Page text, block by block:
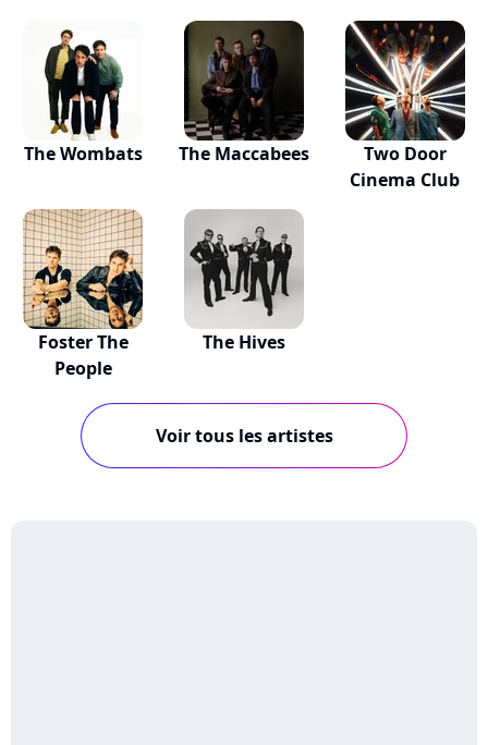
The Wombats The Maccabees
Two Door
Cinema Club
Foster The
People
The Hives
Voir tous les artistes